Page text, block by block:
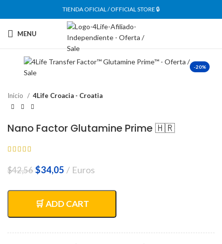
TIENDA OFICIAL / OFFICIAL STORE 🔒
MENU
-20%
Inicio 4Life Croacia - Croatia
Nano Factor Glutamine Prime 🇭🇷
$42,56 El
original
era:
$42,56.
$34,05 El
actual
es:
$34,05.
Euros
🛒 ADD CART